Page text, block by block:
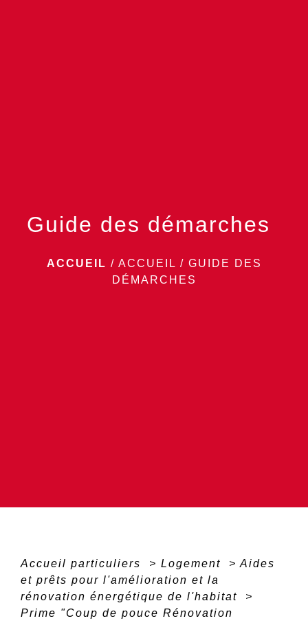
Guide des démarches
ACCUEIL / ACCUEIL / GUIDE DES
DÉMARCHES
Accueil particuliers > Logement > Aides
et prêts pour l'amélioration et la
rénovation énergétique de l'habitat
>
Prime "Coup de pouce Rénovation